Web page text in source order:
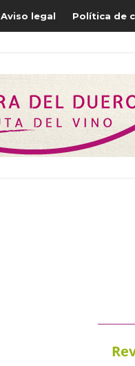
Aviso legal Política de